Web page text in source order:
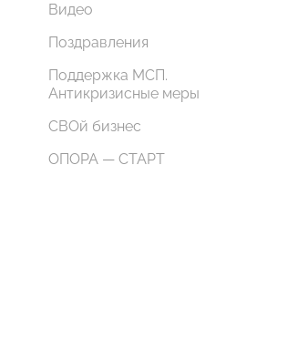
Видео
Поздравления
Поддержка МСП.
Антикризисные меры
СВОй бизнес
ОПОРА — СТАРТ